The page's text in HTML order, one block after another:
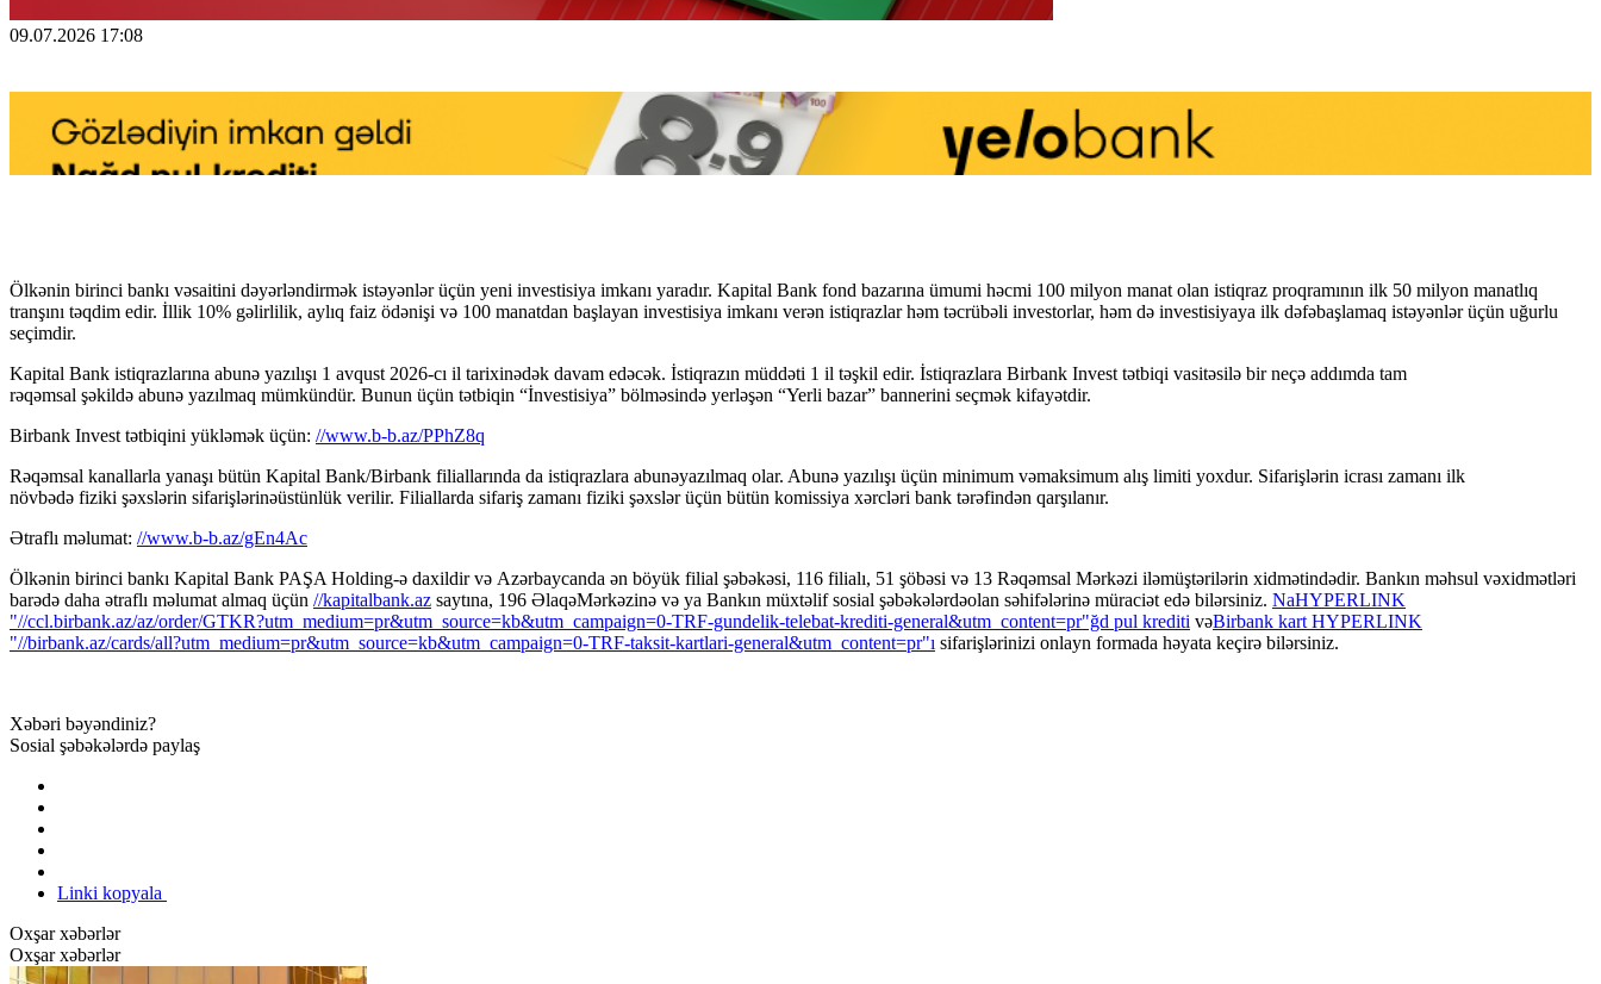
09.07.2026 17:08
Ölkənin birinci bankı vəsaitini dəyərləndirmək istəyənlər üçün yeni investisiya imkanı yaradır. Kapital Bank fond bazarına ümumi həcmi 100 milyon manat olan istiqraz proqramının ilk 50 milyon manatlıq
tranşını təqdim edir. İllik 10% gəlirlilik, aylıq faiz ödənişi və 100 manatdan başlayan investisiya imkanı verən istiqrazlar həm təcrübəli investorlar, həm də investisiyaya ilk dəfəbaşlamaq istəyənlər üçün uğurlu
seçimdir.
Kapital Bank istiqrazlarına abunə yazılışı 1 avqust 2026-cı il tarixinədək davam edəcək. İstiqrazın müddəti 1 il təşkil edir. İstiqrazlara Birbank Invest tətbiqi vasitəsilə bir neçə addımda tam
rəqəmsal şəkildə abunə yazılmaq mümkündür. Bunun üçün tətbiqin “İnvestisiya” bölməsində yerləşən “Yerli bazar” bannerini seçmək kifayətdir.
Birbank Invest tətbiqini yükləmək üçün: //www.b-b.az/PPhZ8q
Rəqəmsal kanallarla yanaşı bütün Kapital Bank/Birbank filiallarında da istiqrazlara abunəyazılmaq olar. Abunə yazılışı üçün minimum vəmaksimum alış limiti yoxdur. Sifarişlərin icrası zamanı ilk
növbədə fiziki şəxslərin sifarişlərinəüstünlük verilir. Filiallarda sifariş zamanı fiziki şəxslər üçün bütün komissiya xərcləri bank tərəfindən qarşılanır.
Ətraflı məlumat: //www.b-b.az/gEn4Ac
Ölkənin birinci bankı Kapital Bank PAŞA Holding-ə daxildir və Azərbaycanda ən böyük filial şəbəkəsi, 116 filialı, 51 şöbəsi və 13 Rəqəmsal Mərkəzi iləmüştərilərin xidmətindədir. Bankın məhsul vəxidmətləri
barədə daha ətraflı məlumat almaq üçün //kapitalbank.az saytına, 196 ƏlaqəMərkəzinə və ya Bankın müxtəlif sosial şəbəkələrdəolan səhifələrinə müraciət edə bilərsiniz. NaHYPERLINK
"//ccl.birbank.az/az/order/GTKR?utm_medium=pr&utm_source=kb&utm_campaign=0-TRF-gundelik-telebat-krediti-general&utm_content=pr"ğd pul krediti vəBirbank kart HYPERLINK
"//birbank.az/cards/all?utm_medium=pr&utm_source=kb&utm_campaign=0-TRF-taksit-kartlari-general&utm_content=pr"ı sifarişlərinizi onlayn formada həyata keçirə bilərsiniz.
Xəbəri bəyəndiniz?
Sosial şəbəkələrdə paylaş
Linki kopyala
Oxşar xəbərlər
Oxşar xəbərlər